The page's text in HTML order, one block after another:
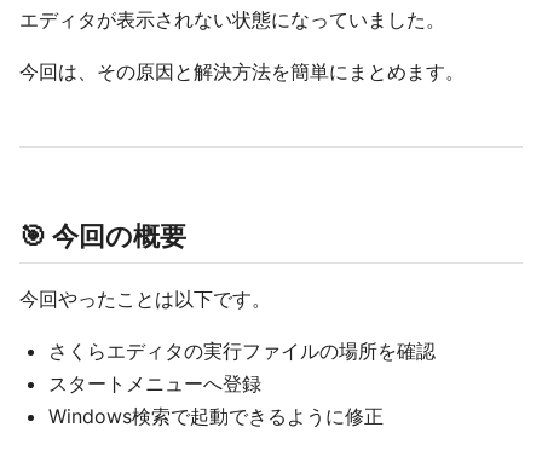
エディタが表示されない状態になっていました。
今回は、その原因と解決方法を簡単にまとめます。
🎯 今回の概要
今回やったことは以下です。
さくらエディタの実行ファイルの場所を確認
スタートメニューへ登録
Windows検索で起動できるように修正